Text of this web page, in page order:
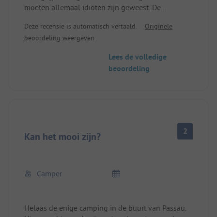
moeten allemaal idioten zijn geweest. De
voorzieningen zijn ook geweldig. Ik weet niet wat
sommige mensen denken. Super restaurant. Dus
Deze recensie is automatisch vertaald.
Originele
beoordeling weergeven
Lees de volledige
beoordeling
Kan het mooi zijn? 2
Camper
Helaas de enige camping in de buurt van Passau.